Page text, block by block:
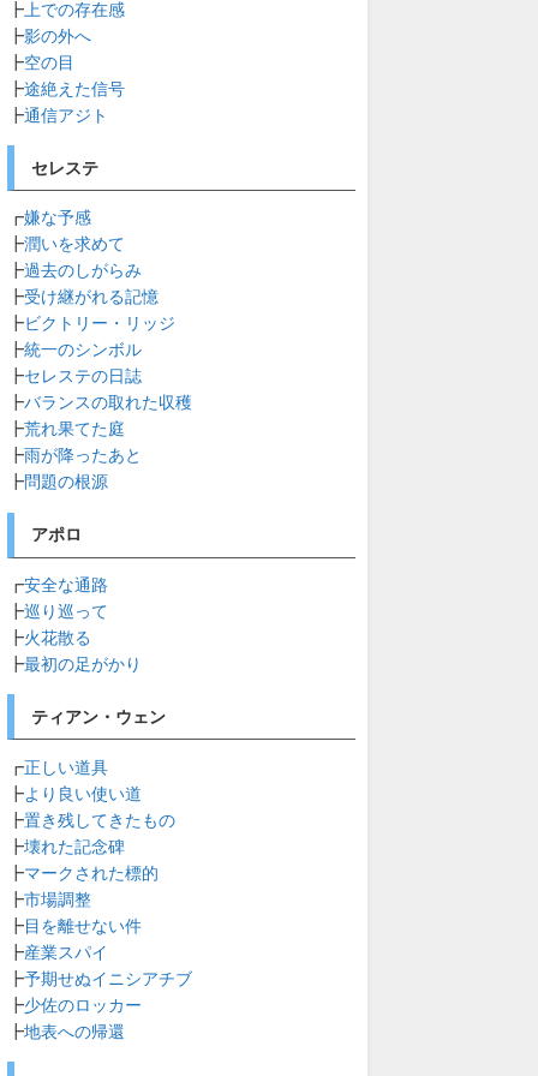
┣ 上での存在感
┣影の外へ
┣空の目
┣途絶えた信号
┣通信アジト
セレステ
┏嫌な予感
┣潤いを求めて
┣過去のしがらみ
┣受け継がれる記憶
┣ビクトリー・リッジ
┣統一のシンボル
┣セレステの日誌
┣バランスの取れた収穫
┣荒れ果てた庭
┣雨が降ったあと
┣問題の根源
アポロ
┏安全な通路
┣巡り巡って
┣火花散る
┣最初の足がかり
ティアン・ウェン
┏正しい道具
┣ より良い使い道
┣置き残してきたもの
┣壊れた記念碑
┣マークされた標的
┣市場調整
┣目を離せない件
┣産業スパイ
┣予期せぬイニシアチブ
┣少佐のロッカー
┣地表への帰還